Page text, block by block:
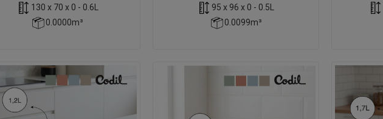
130 x 70 x 0 - 0.6L
0.0000m³
95 x 96 x 0 - 0.5L
0.0099m³